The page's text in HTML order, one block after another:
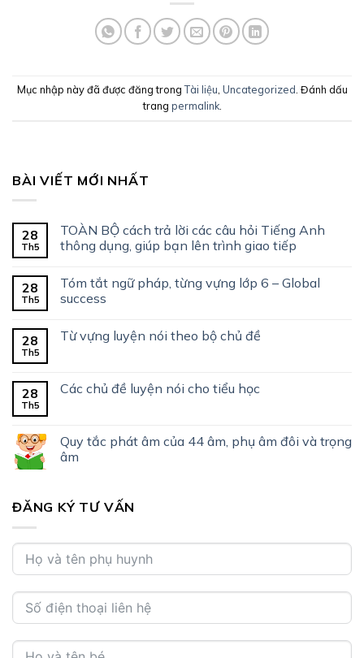
Mục nhập này đã được đăng trongTài liệu Uncategorized . Đánh dấu
trang permalink.
BÀI VIẾT MỚI NHẤT
28
Th5
TOÀN BỘ cách trả lời các câu hỏi Tiếng Anh
thông dụng, giúp bạn lên trình giao tiếp
28
Th5
Tóm tắt ngữ pháp, từng vựng lớp 6 – Global
success
28
Th5
Từ vựng luyện nói theo bộ chủ đề
28
Th5
Các chủ đề luyện nói cho tiểu học
Quy tắc phát âm của 44 âm, phụ âm đôi và trọng
âm
ĐĂNG KÝ TƯ VẤN